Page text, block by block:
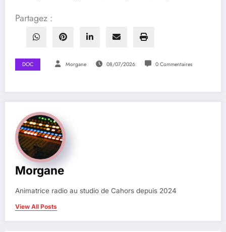
Partagez :
DOC Morgane 08/07/2026 0 Commentaires
Morgane
Animatrice radio au studio de Cahors depuis 2024
View All Posts